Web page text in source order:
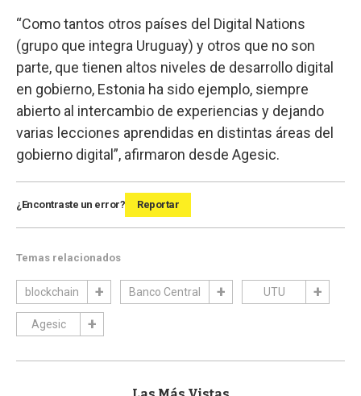
“Como tantos otros países del Digital Nations
(grupo que integra Uruguay) y otros que no son
parte, que tienen altos niveles de desarrollo digital
en gobierno, Estonia ha sido ejemplo, siempre
abierto al intercambio de experiencias y dejando
varias lecciones aprendidas en distintas áreas del
gobierno digital”, afirmaron desde Agesic.
¿Encontraste un error? Reportar
Temas relacionados
blockchain Banco Central UTU
Agesic